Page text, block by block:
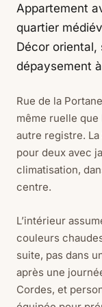
Appartement
quartier
Décor
dépaysement
Rue de la
même ruelle que
autre registre.
pour deux avec
climatisation,
centre.
L’intérieur
couleurs
suite, pas dans
après une
Cordes, et